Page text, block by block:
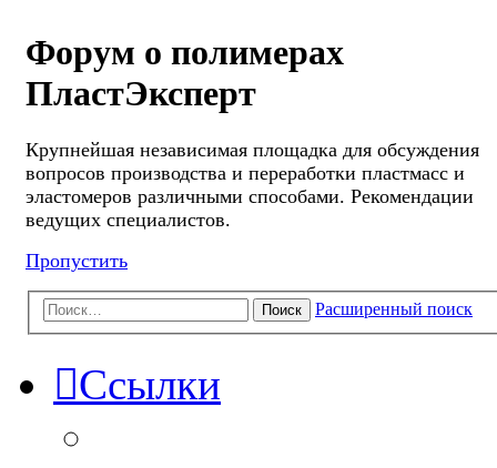
Форум о полимерах
ПластЭксперт
Крупнейшая независимая площадка для обсуждения
вопросов производства и переработки пластмасс и
эластомеров различными способами. Рекомендации
ведущих специалистов.
Пропустить
Поиск Расширенный поиск
Ссылки